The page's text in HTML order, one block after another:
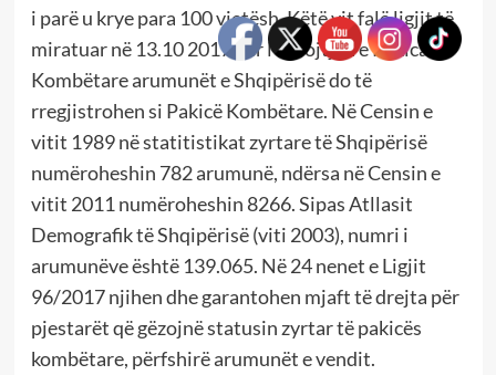
i parë u krye para 100 vjetësh. Këtë vit falë ligjit të
miratuar në 13.10 2017 për Mbrojtjen e Pakicave
Kombëtare arumunët e Shqipërisë do të
rregjistrohen si Pakicë Kombëtare. Në Censin e
vitit 1989 në statitistikat zyrtare të Shqipërisë
numëroheshin 782 arumunë, ndërsa në Censin e
vitit 2011 numëroheshin 8266. Sipas Atllasit
Demografik të Shqipërisë (viti 2003), numri i
arumunëve është 139.065. Në 24 nenet e Ligjit
96/2017 njihen dhe garantohen mjaft të drejta për
pjestarët që gëzojnë statusin zyrtar të pakicës
kombëtare, përfshirë arumunët e vendit.